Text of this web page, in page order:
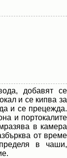
добавят се
и се кипва за
и се прецежда.
и портокалите
в камера
от време
в чаши,